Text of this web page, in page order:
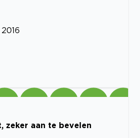
zeker aan te bevelen